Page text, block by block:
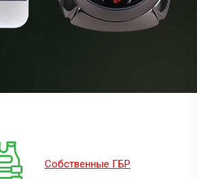
Собственные ГБР